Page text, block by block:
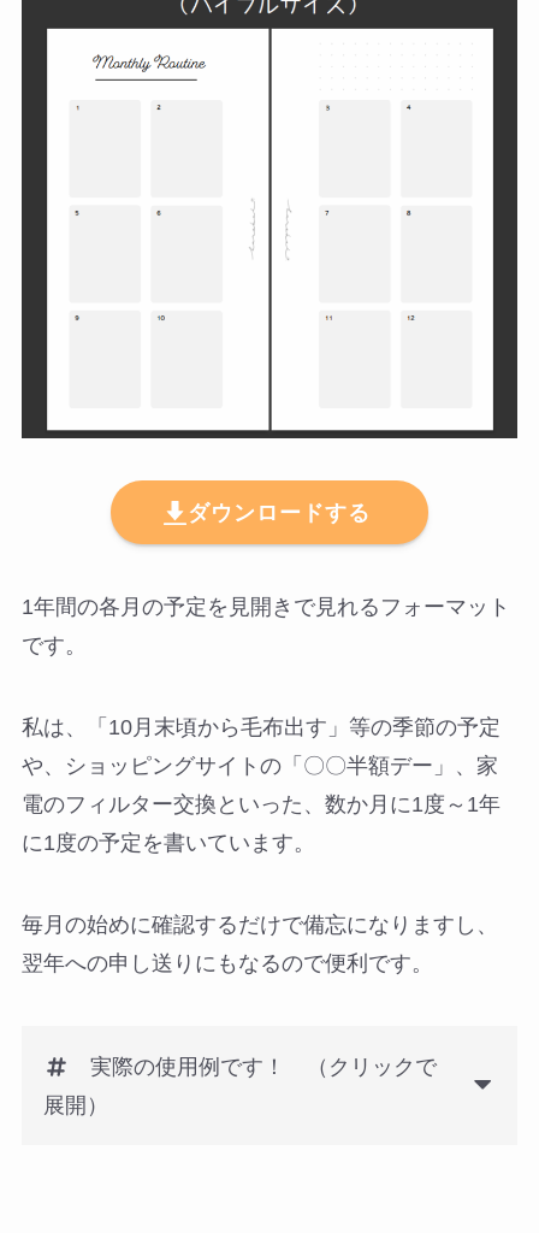
ダウンロードする
1年間の各月の予定を見開きで見れるフォーマット
です。
私は、「10月末頃から毛布出す」等の季節の予定
や、ショッピングサイトの「〇〇半額デー」、家
電のフィルター交換といった、数か月に1度～1年
に1度の予定を書いています。
毎月の始めに確認するだけで備忘になりますし、
翌年への申し送りにもなるので便利です。
実際の使用例です！ （クリックで
展開）